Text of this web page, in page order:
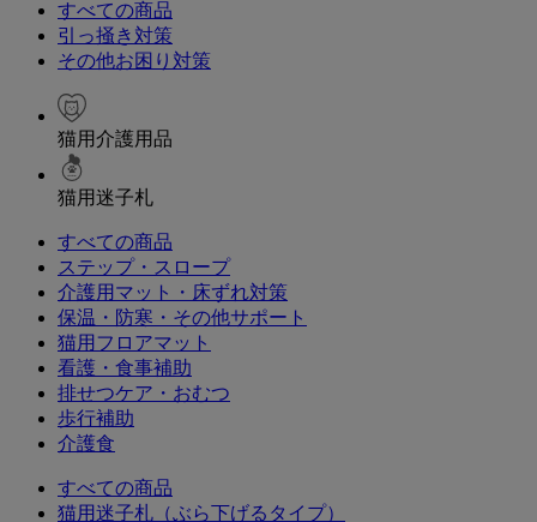
すべての商品
引っ掻き対策
その他お困り対策
猫用介護用品
猫用迷子札
すべての商品
ステップ・スロープ
介護用マット・床ずれ対策
保温・防寒・その他サポート
猫用フロアマット
看護・食事補助
排せつケア・おむつ
歩行補助
介護食
すべての商品
猫用迷子札（ぶら下げるタイプ）